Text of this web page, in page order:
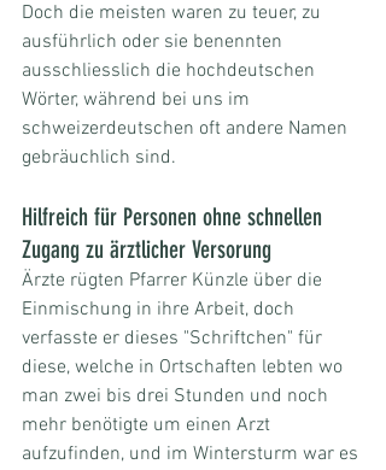
Doch die meisten waren zu teuer, zu
ausführlich oder sie benennten
ausschliesslich die hochdeutschen
Wörter, während bei uns im
schweizerdeutschen oft andere Namen
gebräuchlich sind.
Hilfreich für Personen ohne schnellen
Zugang zu ärztlicher Versorung
Ärzte rügten Pfarrer Künzle über die
Einmischung in ihre Arbeit, doch
verfasste er dieses "Schriftchen" für
diese, welche in Ortschaften lebten wo
man zwei bis drei Stunden und noch
mehr benötigte um einen Arzt
aufzufinden, und im Wintersturm war es